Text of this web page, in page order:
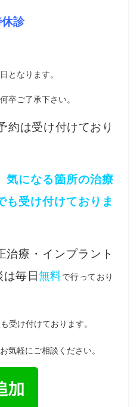
診
となります。
卒ご了承下さい。
約は受け付けており
気になる箇所の治療
も受け付けておりま
治療・インプラント
は毎日無料で行っており
受け付けております。
気軽にご相談ください。